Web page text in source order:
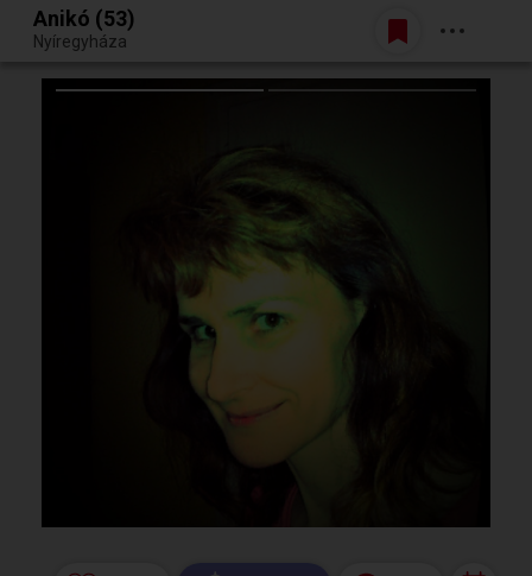
Egy jó randiból bármi lehet.
Belépés
Anikó (53)
Nyíregyháza